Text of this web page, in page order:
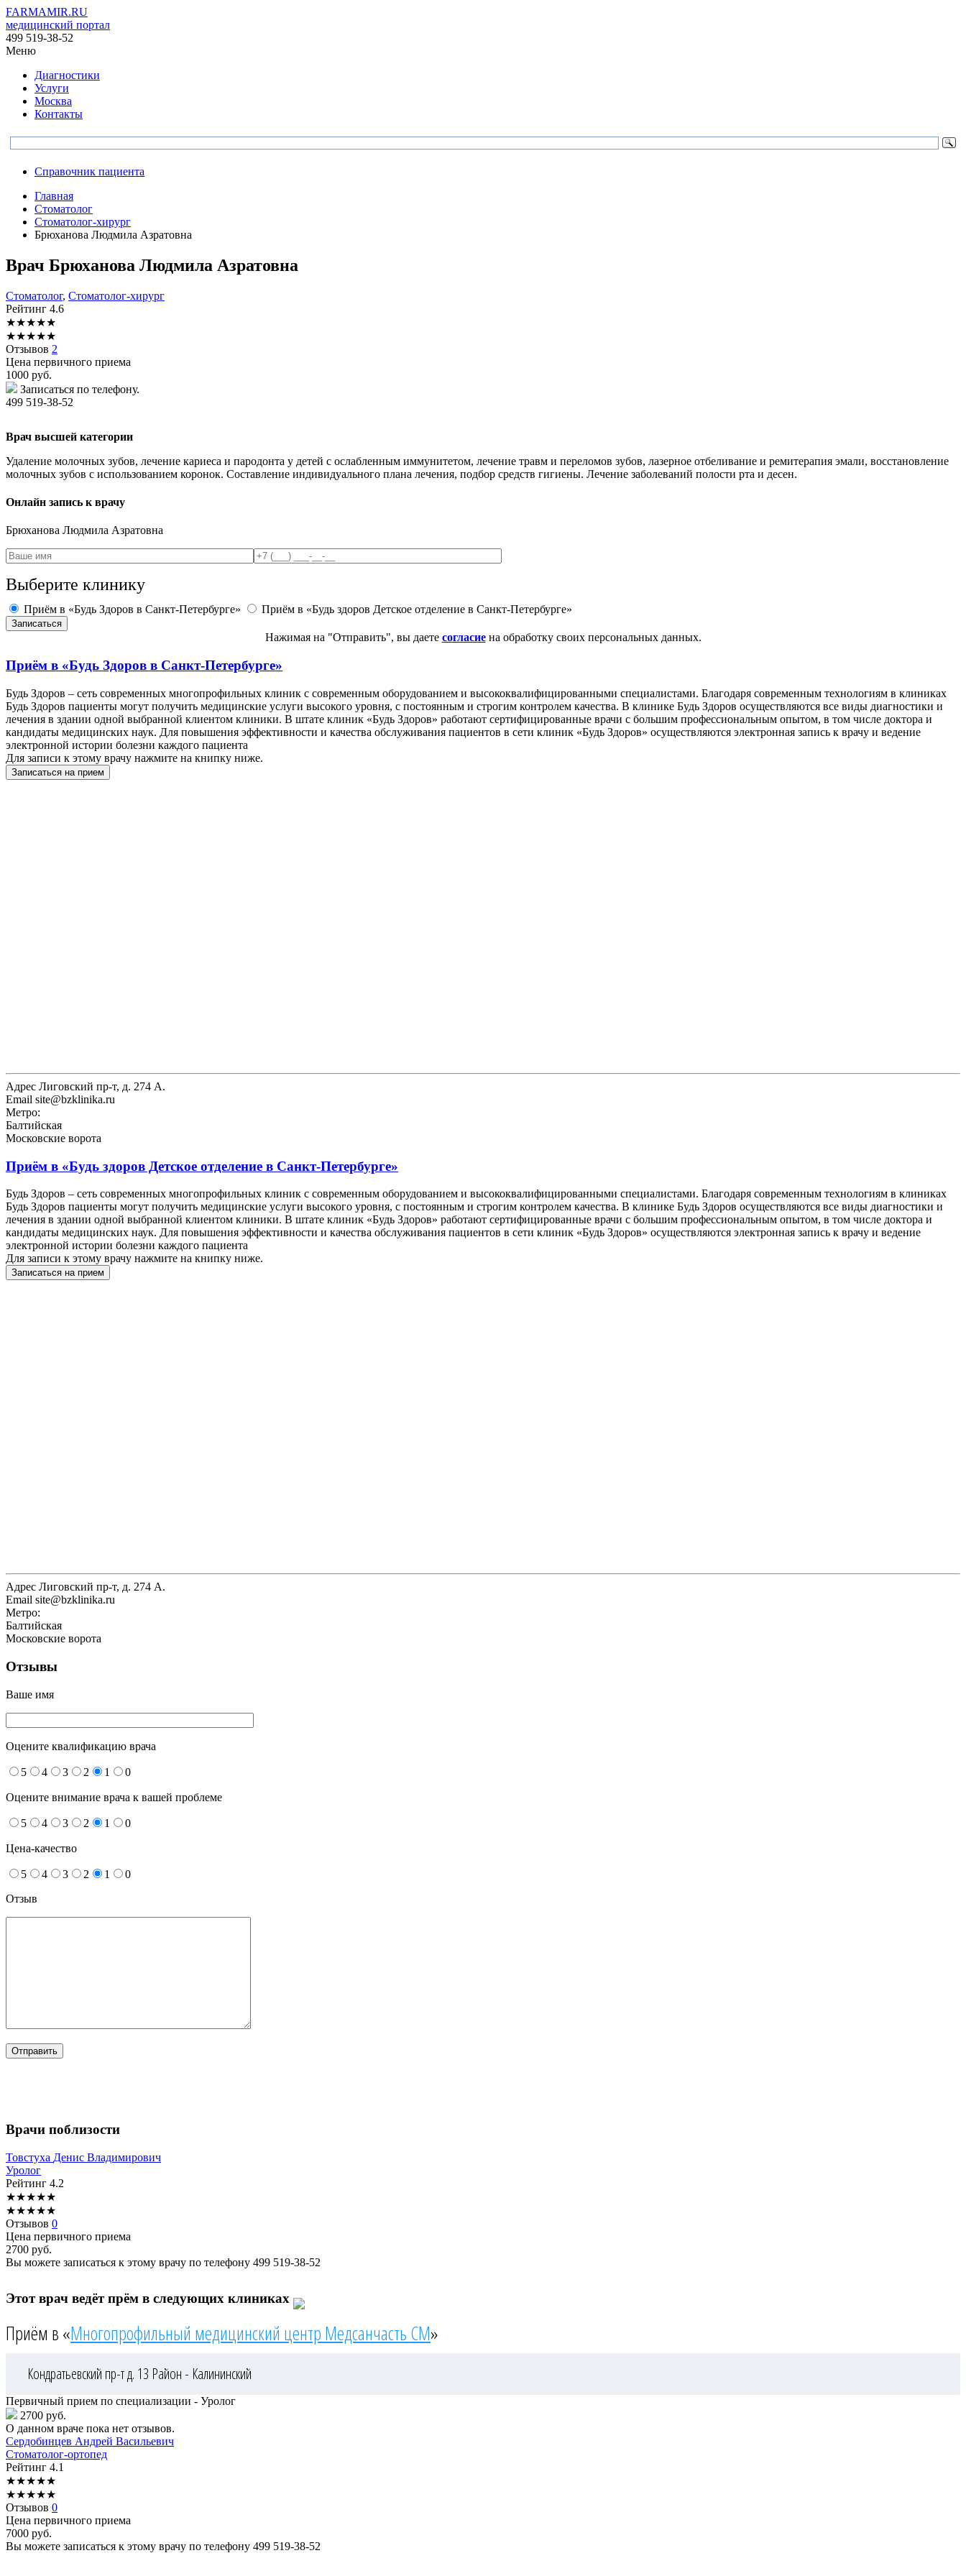
FARMAMIR.RU
медицинский портал
499 519-38-52
Меню
Диагностики
Услуги
Москва
Контакты
Справочник пациента
Главная
Стоматолог
Стоматолог-хирург
Брюханова Людмила Азратовна
Врач Брюханова Людмила Азратовна
Стоматолог, Стоматолог-хирург
Рейтинг 4.6
★★★★★
★★★★★
Отзывов 2
Цена первичного приема
1000 руб.
Записаться по телефону.
499 519-38-52
Врач высшей категории
Удаление молочных зубов, лечение кариеса и пародонта у детей с ослабленным иммунитетом, лечение травм и переломов зубов, лазерное отбеливание и ремитерапия эмали, восстановление
молочных зубов с использованием коронок. Составление индивидуального плана лечения, подбор средств гигиены. Лечение заболеваний полости рта и десен.
Онлайн запись к врачу
Брюханова Людмила Азратовна
Выберите клинику
Приём в «Будь Здоров в Санкт-Петербурге» Приём в «Будь здоров Детское отделение в Санкт-Петербурге»
Нажимая на "Отправить", вы даете согласиена обработку своих персональных данных.
Приём в «Будь Здоров в Санкт-Петербурге»
Будь Здоров – сеть современных многопрофильных клиник с современным оборудованием и высококвалифицированными специалистами. Благодаря современным технологиям в клиниках
Будь Здоров пациенты могут получить медицинские услуги высокого уровня, с постоянным и строгим контролем качества. В клинике Будь Здоров осуществляются все виды диагностики и
лечения в здании одной выбранной клиентом клиники. В штате клиник «Будь Здоров» работают сертифицированные врачи с большим профессиональным опытом, в том числе доктора и
кандидаты медицинских наук. Для повышения эффективности и качества обслуживания пациентов в сети клиник «Будь Здоров» осуществляются электронная запись к врачу и ведение
электронной истории болезни каждого пациента
Для записи к этому врачу нажмите на книпку ниже.
Записаться на прием
Адрес Лиговский пр-т, д. 274 А.
Email site@bzklinika.ru
Метро:
Балтийская
Московские ворота
Приём в «Будь здоров Детское отделение в Санкт-Петербурге»
Будь Здоров – сеть современных многопрофильных клиник с современным оборудованием и высококвалифицированными специалистами. Благодаря современным технологиям в клиниках
Будь Здоров пациенты могут получить медицинские услуги высокого уровня, с постоянным и строгим контролем качества. В клинике Будь Здоров осуществляются все виды диагностики и
лечения в здании одной выбранной клиентом клиники. В штате клиник «Будь Здоров» работают сертифицированные врачи с большим профессиональным опытом, в том числе доктора и
кандидаты медицинских наук. Для повышения эффективности и качества обслуживания пациентов в сети клиник «Будь Здоров» осуществляются электронная запись к врачу и ведение
электронной истории болезни каждого пациента
Для записи к этому врачу нажмите на книпку ниже.
Записаться на прием
Адрес Лиговский пр-т, д. 274 А.
Email site@bzklinika.ru
Метро:
Балтийская
Московские ворота
Отзывы
Ваше имя
Оцените квалификацию врача
5 4 3 2 1 0
Оцените внимание врача к вашей проблеме
5 4 3 2 1 0
Цена-качество
5 4 3 2 1
0
Отзыв
Врачи поблизости
Товстуха Денис Владимирович
Уролог
Рейтинг 4.2
★★★★★
★★★★★
Отзывов 0
Цена первичного приема
2700 руб.
Вы можете записаться к этому врачу по телефону 499 519-38-52
Этот врач ведёт прём в следующих клиниках
Приём в «Многопрофильный медицинский центр Медсанчасть СМ»
Кондратьевский пр-т д. 13 Район - Калининский
Первичный прием по специализации - Уролог
2700 руб.
О данном враче пока нет отзывов.
Сердобинцев Андрей Васильевич
Стоматолог-ортопед
Рейтинг 4.1
★★★★★
★★★★★
Отзывов 0
Цена первичного приема
7000 руб.
Вы можете записаться к этому врачу по телефону 499 519-38-52